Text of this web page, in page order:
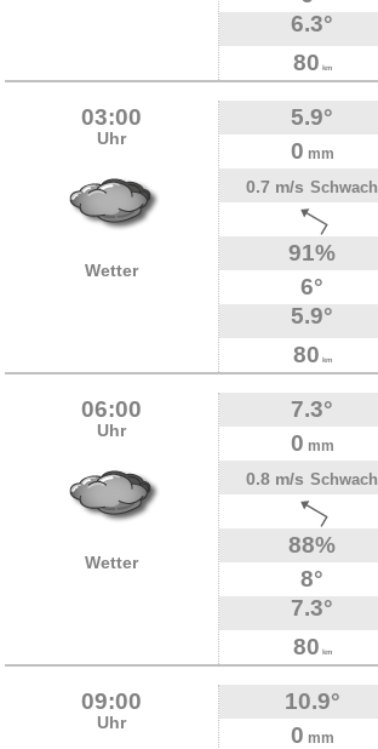
6.3°
80 km
03:00
Uhr
Wetter
5.9°
0 mm
0.7 m/s Schwach
91%
6°
5.9°
80 km
06:00
Uhr
Wetter
7.3°
0 mm
0.8 m/s Schwach
88%
8°
7.3°
80 km
09:00
Uhr
10.9°
0 mm